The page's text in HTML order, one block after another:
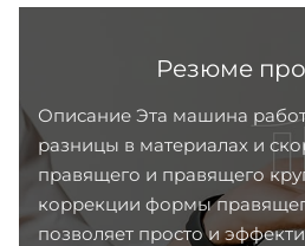
Резюме
Описание Эта машина
разницы в материалах и
правящего и правящего
коррекции формы
позволяет просто и